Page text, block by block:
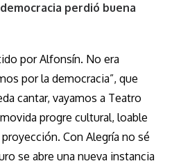
perdió buena
por Alfonsín. No era
por la democracia”, que
cantar, vayamos a Teatro
progre cultural, loable
Con Alegría no sé
se abre una nueva instancia